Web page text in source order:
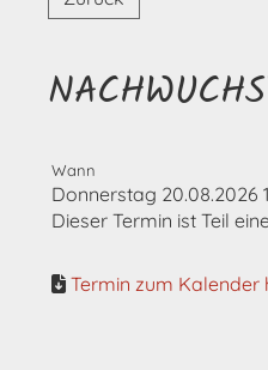
Wann
Donnerstag 20.08.2026
Dieser Termin ist Teil
Termin zum Kalender